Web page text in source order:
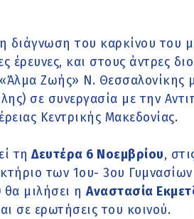
διάγνωση του καρκίνου του
έρευνες, και στους άντρες
Ζωής» Ν. Θεσσαλονίκης
σε συνεργασία με την
Κεντρικής Μακεδονίας.
τη Δευτέρα 6 Νοεμβρίου,
των 1ου- 3ου
μιλήσει η Αναστασία
σε ερωτήσεις του κοινού.